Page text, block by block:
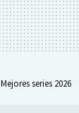
Mejores series 2026